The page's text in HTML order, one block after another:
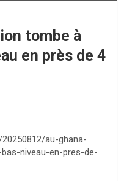
tombe à
en près de 4
au-ghana-
niveau-en-pres-de-